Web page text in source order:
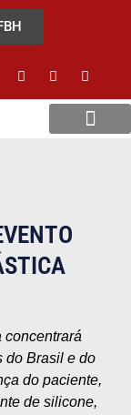
concentrará
do Brasil e do
do paciente,
de silicone,